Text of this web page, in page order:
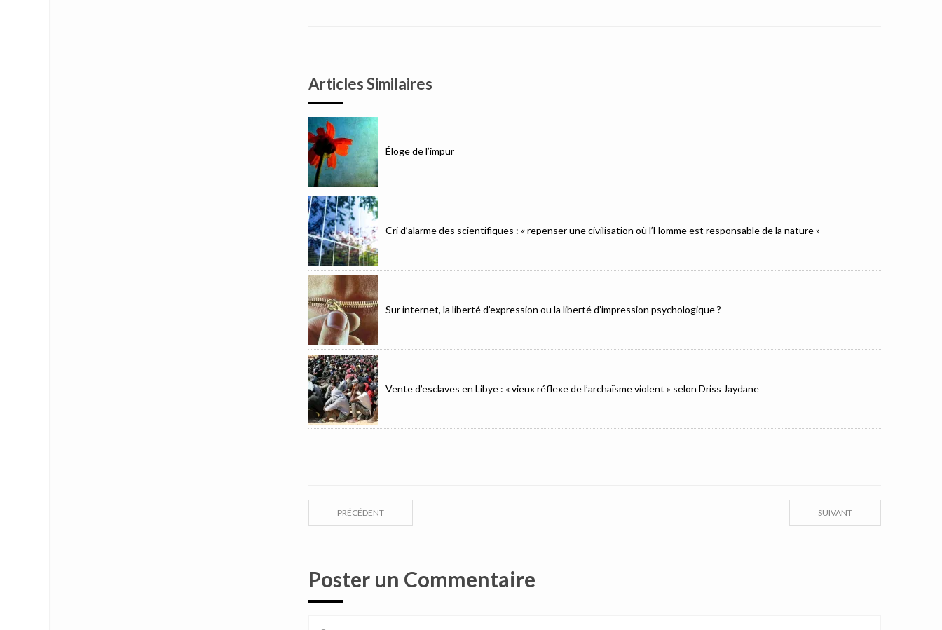
Articles Similaires
Éloge de l’impur
Cri d’alarme des scientifiques : « repenser une civilisation où l’Homme est responsable de la nature »
Sur internet, la liberté d’expression ou la liberté d’impression psychologique ?
Vente d’esclaves en Libye : « vieux réflexe de l’archaïsme violent » selon Driss Jaydane
SUIVANT
PRÉCÉDENT
Poster un Commentaire